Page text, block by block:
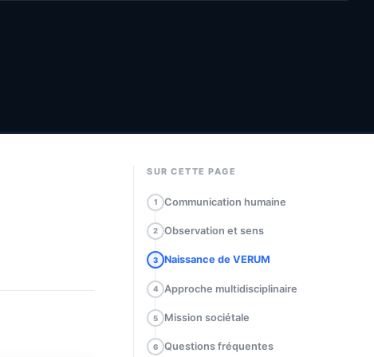
SUR CETTE PAGE
1 Communication humaine
2 Observation et sens
3 Naissance de VERUM
4 Approche multidisciplinaire
5 Mission sociétale
6 Questions fréquentes